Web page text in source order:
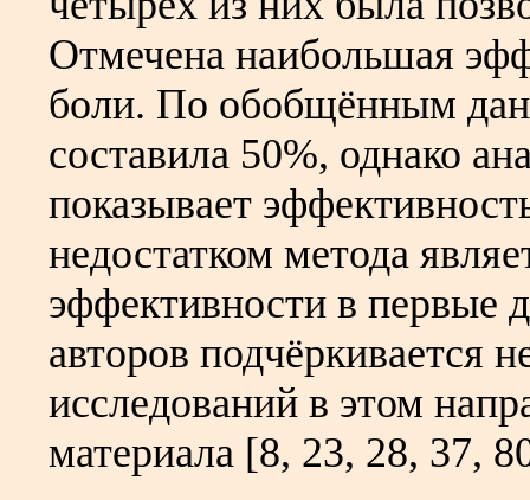
Отмечена наибольшая
боли. По обобщённым
составила 50%, однако
показывает
недостатком метода
эффективности в первые
авторов подчёркивается
исследований в этом
материала [8, 23, 28, 37,